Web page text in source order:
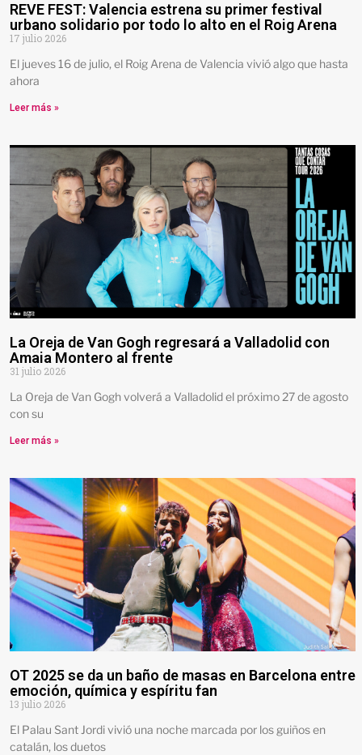
REVE FEST: Valencia estrena su primer festival
urbano solidario por todo lo alto en el Roig Arena
17 julio 2026
El jueves 16 de julio, el Roig Arena de Valencia vivió algo que hasta
ahora
Leer más »
La Oreja de Van Gogh regresará a Valladolid con
Amaia Montero al frente
31 julio 2026
La Oreja de Van Gogh volverá a Valladolid el próximo 27 de agosto
con su
Leer más »
OT 2025 se da un baño de masas en Barcelona entre
emoción, química y espíritu fan
13 julio 2026
El Palau Sant Jordi vivió una noche marcada por los guiños en
catalán, los duetos